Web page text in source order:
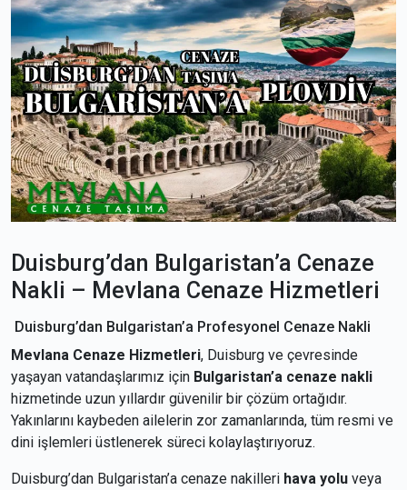
Duisburg’dan Bulgaristan’a Cenaze
Nakli – Mevlana Cenaze Hizmetleri
Duisburg’dan Bulgaristan’a Profesyonel Cenaze Nakli
Mevlana Cenaze Hizmetleri, Duisburg ve çevresinde
yaşayan vatandaşlarımız için Bulgaristan’a cenaze nakli
hizmetinde uzun yıllardır güvenilir bir çözüm ortağıdır.
Yakınlarını kaybeden ailelerin zor zamanlarında, tüm resmi ve
dini işlemleri üstlenerek süreci kolaylaştırıyoruz.
Duisburg’dan Bulgaristan’a cenaze nakilleri hava yolu veya